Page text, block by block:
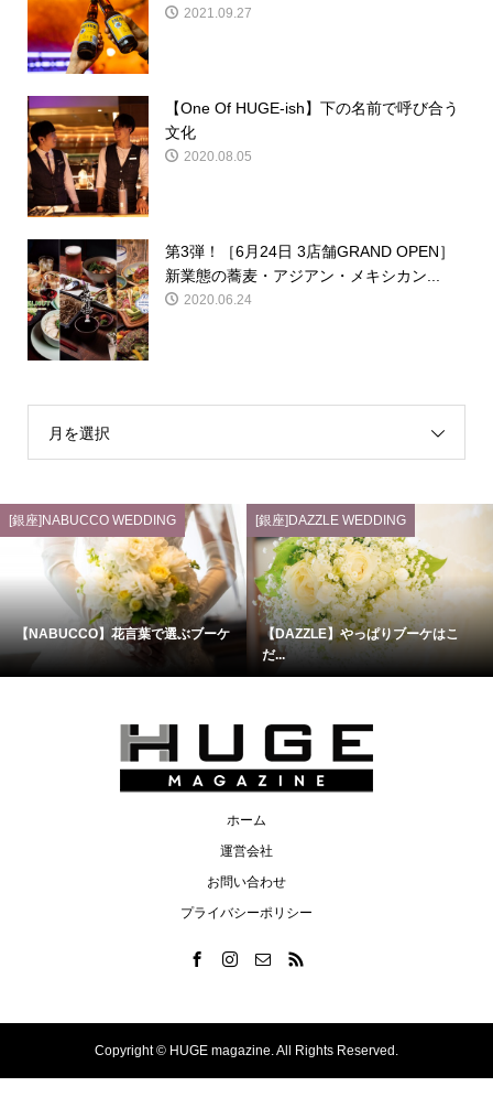
2021.09.27
【One Of HUGE-ish】下の名前で呼び合う
文化
2020.08.05
第3弾！［6月24日 3店舗GRAND OPEN］
新業態の蕎麦・アジアン・メキシカン...
2020.06.24
月を選択
[銀座]NABUCCO WEDDING
【NABUCCO】花言葉で選ぶブーケ
[銀座]DAZZLE WEDDING
【DAZZLE】やっぱりブーケはこ
だ...
ホーム
運営会社
お問い合わせ
プライバシーポリシー
Copyright © HUGE magazine. All Rights Reserved.